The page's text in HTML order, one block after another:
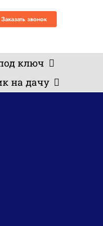
Заказать звонок
ключ
на дачу